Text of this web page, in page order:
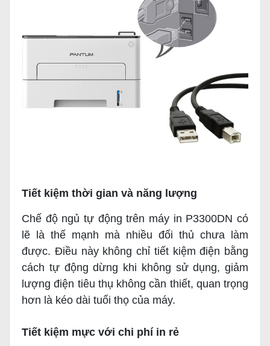
Tiết kiệm thời gian và năng lượng
Chế độ ngủ tự động trên máy in P3300DN có
lẽ là thế mạnh mà nhiều đối thủ chưa làm
được. Điều này không chỉ tiết kiệm điện bằng
cách tự động dừng khi không sử dụng, giảm
lượng điện tiêu thụ không cần thiết, quan trọng
hơn là kéo dài tuổi thọ của máy.
Tiết kiệm mực với chi phí in rẻ